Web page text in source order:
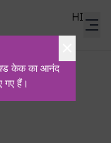
केक का आनंद
गए हैं।
HI